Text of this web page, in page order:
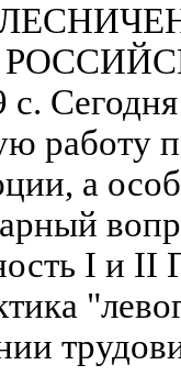
а
I и II